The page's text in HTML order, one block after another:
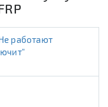
работают